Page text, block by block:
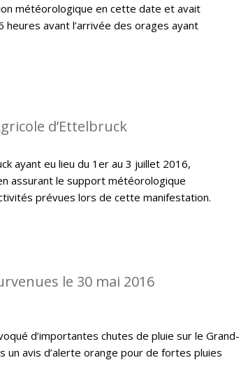
météorologique en cette date et avait
heures avant l’arrivée des orages ayant
d’Ettelbruck
ayant eu lieu du 1er au 3 juillet 2016,
assurant le support météorologique
prévues lors de cette manifestation.
le 30 mai 2016
d’importantes chutes de pluie sur le Grand-
un avis d’alerte orange pour de fortes pluies